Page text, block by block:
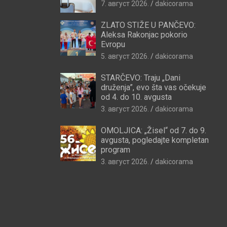
7. август 2026. dakicorama
ZLATO STIŽE U PANČEVO:
Aleksa Rakonjac pokorio
Evropu
5. август 2026. dakicorama
STARČEVO: Traju „Dani
druženja”, evo šta vas očekuje
od 4. do 10. avgusta
3. август 2026. dakicorama
OMOLJICA: „Žisel“ od 7. do 9.
avgusta, pogledajte kompletan
program
3. август 2026. dakicorama